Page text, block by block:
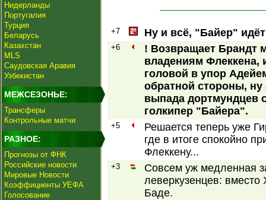
Нидерланды
Португалия
Турция
Беларусь
Казахстан
MLS
Саудовская Аравия
Узбекистан
МЕЖСЕЗОНЬЕ:
Трансферы
Контрольные матчи
РАЗНОЕ:
Прогнозы от ФНК
Российские новости
Мировые Новости
Коэффициенты УЕФА
Голосование
+7 Ну и всё, "Байер"
+6
! Возвращает Брандт
владениям Флеккена,
головой в упор
обратной стороны, ну
выпада дортмундцев
голкипер "Байера".
+5
Решается теперь уже
где в итоге спокойно
Флеккену...
+3
Совсем уж медленная
леверкузенцев:
Баде.